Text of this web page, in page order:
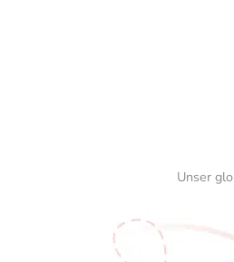
Unser